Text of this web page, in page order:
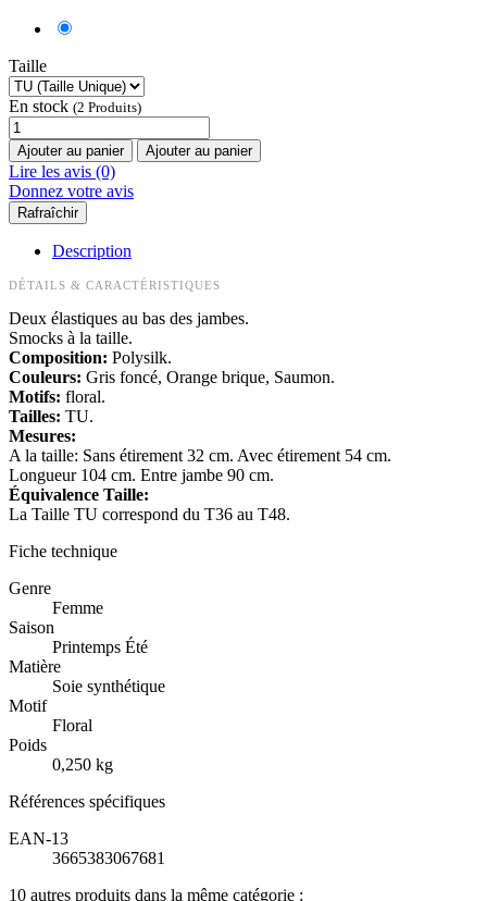
Taille
En stock (2 Produits)
Ajouter au panier Ajouter au panier
Lire les avis (0)
Donnez votre avis
Description
DÉTAILS & CARACTÉRISTIQUES
Deux élastiques au bas des jambes.
Smocks à la taille.
Composition: Polysilk.
Couleurs: Gris foncé, Orange brique, Saumon.
Motifs: floral.
Tailles: TU.
Mesures:
A la taille: Sans étirement 32 cm. Avec étirement 54 cm.
Longueur 104 cm. Entre jambe 90 cm.
Équivalence Taille:
La Taille TU correspond du T36 au T48.
Fiche technique
Genre
Femme
Saison
Printemps Été
Matière
Soie synthétique
Motif
Floral
Poids
0,250 kg
Références spécifiques
EAN-13
3665383067681
10 autres produits dans la même catégorie :